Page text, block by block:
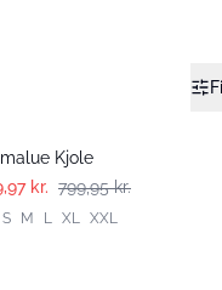
Kjole
kr. 799,95 kr.
S M L XL XXL